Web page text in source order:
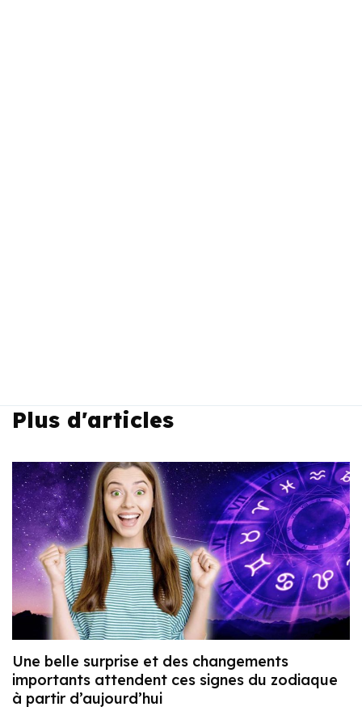
Plus d'articles
Une belle surprise et des changements
importants attendent ces signes du zodiaque
à partir d’aujourd’hui